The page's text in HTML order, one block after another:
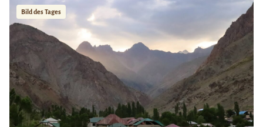
Bild des Tages